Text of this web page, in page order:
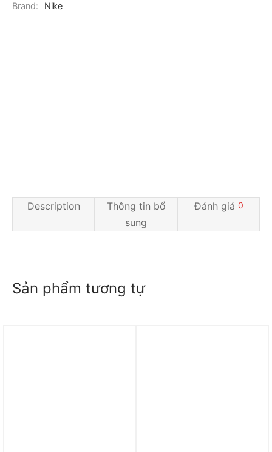
Brand:
Nike
Description
Thông tin bổ
sung
Đánh giá 0
Sản phẩm tương tự